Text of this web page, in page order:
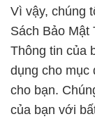
Vì vậy, chúng
Sách Bảo Mật
Thông tin của
dụng cho mục
cho bạn.
của bạn với